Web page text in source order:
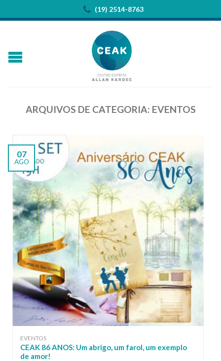
(19) 2514-8763
ARQUIVOS DE CATEGORIA: EVENTOS
07
AGO
EVENTOS
CEAK 86 ANOS: Um abrigo, um farol, um exemplo
de amor!